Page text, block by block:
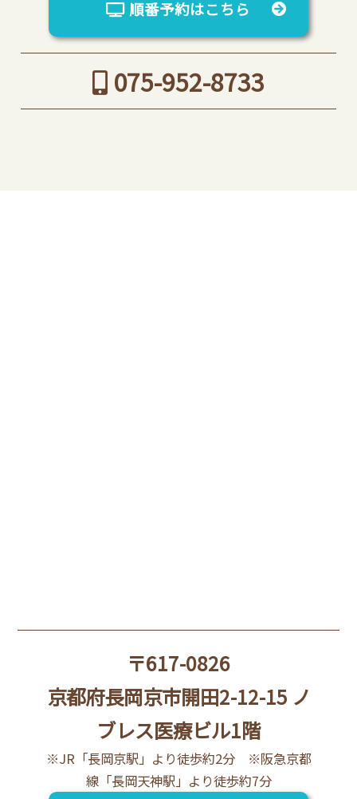
順番予約はこちら
075-952-8733
〒617-0826
京都府長岡京市開田2-12-15 ノ
ブレス医療ビル1階
※JR「長岡京駅」より徒歩約2分 ※阪急京都
線「長岡天神駅」より徒歩約7分